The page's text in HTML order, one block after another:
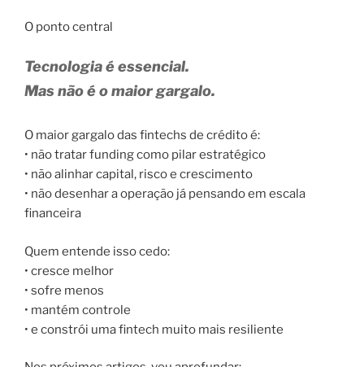
O ponto central
Tecnologia é essencial.
Mas não é o maior gargalo.
O maior gargalo das fintechs de crédito é:
• não tratar funding como pilar estratégico
• não alinhar capital, risco e crescimento
• não desenhar a operação já pensando em escala
financeira
Quem entende isso cedo:
• cresce melhor
• sofre menos
• mantém controle
• e constrói uma fintech muito mais resiliente